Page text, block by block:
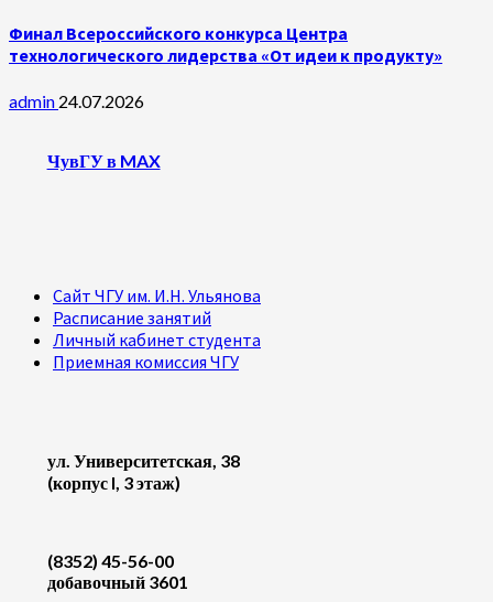
Финал Всероссийского конкурса Центра
технологического лидерства «От идеи к продукту»
admin 24.07.2026
ЧувГУ в MAX
Сайт ЧГУ им. И.Н. Ульянова
Расписание занятий
Личный кабинет студента
Приемная комиссия ЧГУ
ул. Университетская, 38
(корпус I, 3 этаж)
(8352) 45-56-00
добавочный 3601